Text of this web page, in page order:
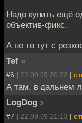
Надо купить ещё
объектив-фикс.
А не то тут с
Tef »
#6 | 22.09.09 20:22 |
А там, в дальнем
LogDog »
#7 | 22.09.09 21:13 |